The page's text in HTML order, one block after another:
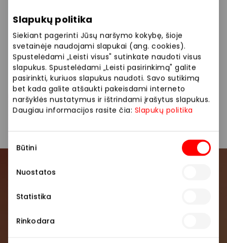
Slapukų politika
Siekiant pagerinti Jūsų naršymo kokybę, šioje
svetainėje naudojami slapukai (ang. cookies).
Spustelėdami „Leisti visus" sutinkate naudoti visus
slapukus. Spustelėdami „Leisti pasirinkimą" galite
pasirinkti, kuriuos slapukus naudoti. Savo sutikimą
bet kada galite atšaukti pakeisdami interneto
naršyklės nustatymus ir ištrindami įrašytus slapukus.
Daugiau informacijos rasite čia: Slapukų politika
pasirinkimas
Būtini
Nuostatos
Statistika
Rinkodara
Siūlome platų prekių pasirinkimą: sportbačiai,
striukės, džemperiai, sportiniai marškinėliai, šortai,
kuprinės.
Avalynė ir galanterija Drabužiai
Parduotuvės Sporto ir laisvalaikio prekės
Prisijunkite prie mūsų
Pirmieji sužinokite apie geriausius pasiūlymus,
renginius ir naujausią informaciją iš AKROPOLIS